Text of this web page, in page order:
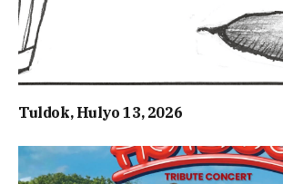
Tuldok, Hulyo 13, 2026